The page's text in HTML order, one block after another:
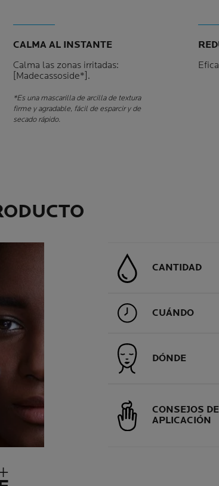
CALMA AL INSTANTE
Calma las zonas irritadas:
[Madecassoside*].
*Es una mascarilla de arcilla de textura
firme y agradable, fácil de esparcir y de
secado rápido.
CANTIDAD
CUÁNDO
DÓNDE
CONSEJOS DE
APLICACIÓN